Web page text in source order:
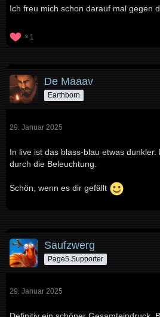
Ich freu mich schon darauf mal gegen
1
De Maaav
Earthborn
29. Januar 2025
In live ist das blass-blau etwas
durch die Beleuchtung.
Schön, wenn es dir gefällt
Saufzwerg
Page5 Supporter
29. Januar 2025